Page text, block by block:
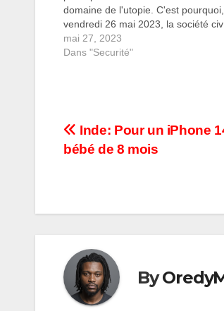
domaine de l'utopie. C'est
vendredi 26 mai 2023, la société
Bulengera, l'une des communes les
perturbées par les bandits armés et
mai 27, 2023
Dans "Securité"
Navigation
Inde: Pour un iPhone
bébé de 8 mois
By